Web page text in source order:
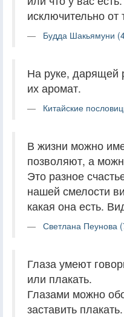
исключительно от
Будда Шакьямуни
На руке, дарящей
их аромат.
Китайские
В жизни можно
позволяют, а
Это разное
нашей смелости
какая она есть.
Светлана Пеунова
Глаза умеют
или плакать.
Глазами можно
заставить плакать.